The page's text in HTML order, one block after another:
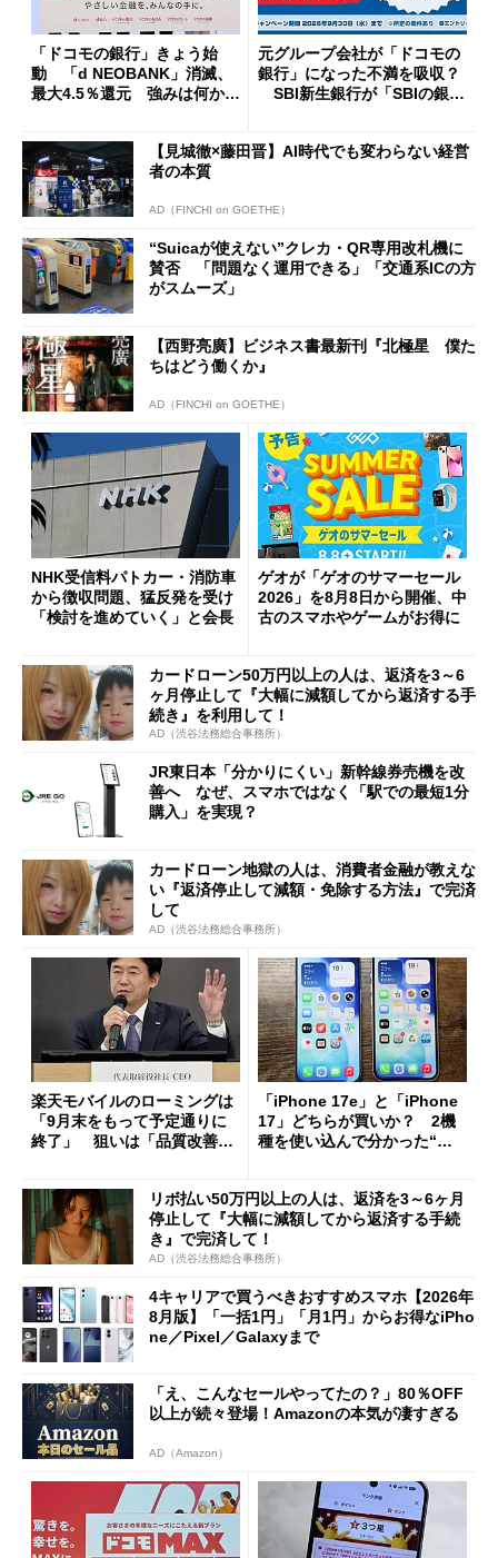
「ドコモの銀行」きょう始
動 「d NEOBANK」消滅、
最大4.5％還元 強みは何か解
元グループ会社が「ドコモの
銀行」になった不満を吸収？
SBI新生銀行が「SBIの銀
開催
【見城徹×藤田晋】AI時代でも変わらない経営
者の本質
AD（FINCHI on GOETHE）
“Suicaが使えない”クレカ・QR専用改札機に
賛否 「問題なく運用できる」「交通系ICの方
がスムーズ」
【西野亮廣】ビジネス書最新刊『北極星 僕た
ちはどう働くか』
AD（FINCHI on GOETHE）
NHK受信料パトカー・消防車
から徴収問題、猛反発を受け
「検討を進めていく」と会長
ゲオが「ゲオのサマーセール
2026」を8月8日から開催、中
古のスマホやゲームがお得に
カードローン50万円以上の人は、返済を3～6
ヶ月停止して『大幅に減額してから返済する手
続き』を利用して！
AD（渋谷法務総合事務所）
JR東日本「分かりにくい」新幹線券売機を改
善へ なぜ、スマホではなく「駅での最短1分
購入」を実現？
カードローン地獄の人は、消費者金融が教えな
い『返済停止して減額・免除する方法』で完済
して
AD（渋谷法務総合事務所）
楽天モバイルのローミングは
「9月末をもって予定通りに
終了」 狙いは「品質改善」
も
「iPhone 17e」と「iPhone
17」どちらが買いか？ 2機
種を使い込んで分かった“ス
リボ払い50万円以上の人は、返済を3～6ヶ月
停止して『大幅に減額してから返済する手続
き』で完済して！
AD（渋谷法務総合事務所）
4キャリアで買うべきおすすめスマホ【2026年
8月版】「一括1円」「月1円」からお得なiPho
ne／Pixel／Galaxyまで
「え、こんなセールやってたの？」80％OFF
以上が続々登場！Amazonの本気が凄すぎる
AD（Amazon）